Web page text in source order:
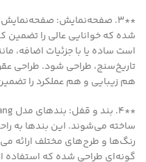
شده که خوانایی عالی را
است ساده یا با جزئیات اضافه،
تاریخ‌سنج، طراحی شود. طراحی
هم زیبایی و هم عملکرد را
ساخته می‌شوند. این بندها به
رنگ‌ها و طرح‌های مختلف ارائه
گونه‌ای طراحی شده که استفاده